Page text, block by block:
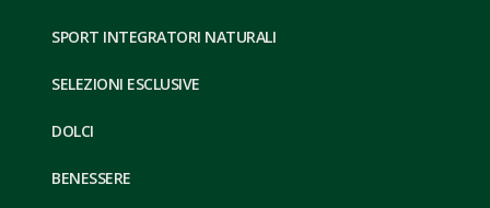
SPORT INTEGRATORI NATURALI
SELEZIONI ESCLUSIVE
DOLCI
BENESSERE